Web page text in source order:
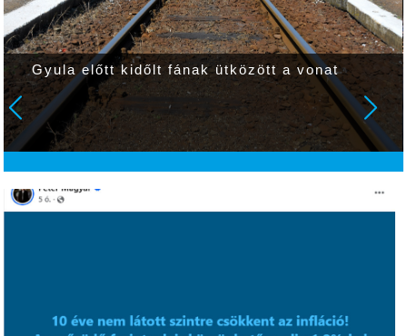
Gyula előtt kidőlt fának ütközött a vonat